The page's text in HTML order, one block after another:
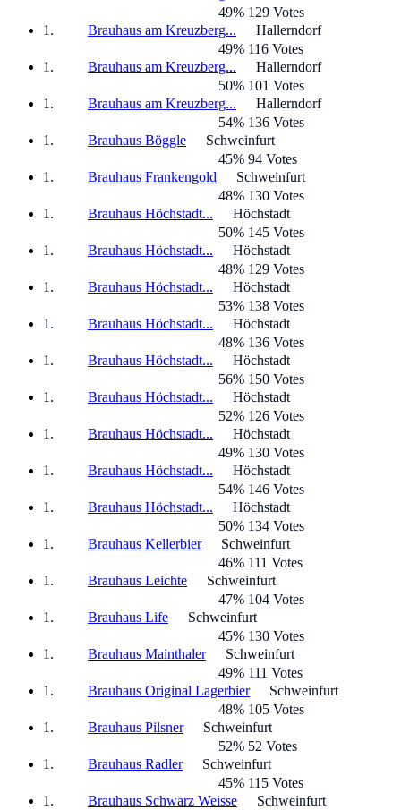
49% 129 Votes
Brauhaus am Kreuzberg...
Hallerndorf
49% 116 Votes
Brauhaus am Kreuzberg...
Hallerndorf
50% 101 Votes
Brauhaus am Kreuzberg...
Hallerndorf
54% 136 Votes
Brauhaus Böggle
Schweinfurt
45% 94 Votes
Brauhaus Frankengold
Schweinfurt
48% 130 Votes
Brauhaus Höchstadt...
Höchstadt
50% 145 Votes
Brauhaus Höchstadt...
Höchstadt
48% 129 Votes
Brauhaus Höchstadt...
Höchstadt
53% 138 Votes
Brauhaus Höchstadt...
Höchstadt
48% 136 Votes
Brauhaus Höchstadt...
Höchstadt
56% 150 Votes
Brauhaus Höchstadt...
Höchstadt
52% 126 Votes
Brauhaus Höchstadt...
Höchstadt
49% 130 Votes
Brauhaus Höchstadt...
Höchstadt
54% 146 Votes
Brauhaus Höchstadt...
Höchstadt
50% 134 Votes
Brauhaus Kellerbier
Schweinfurt
46% 111 Votes
Brauhaus Leichte
Schweinfurt
47% 104 Votes
Brauhaus Life
Schweinfurt
45% 130 Votes
Brauhaus Mainthaler
Schweinfurt
49% 111 Votes
Brauhaus Original Lagerbier
Schweinfurt
48% 105 Votes
Brauhaus Pilsner
Schweinfurt
52% 52 Votes
Brauhaus Radler
Schweinfurt
45% 115 Votes
Brauhaus Schwarz Weisse
Schweinfurt